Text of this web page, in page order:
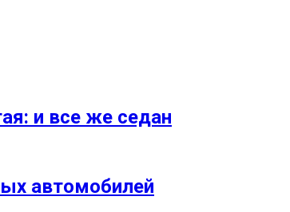
и все же седан
автомобилей